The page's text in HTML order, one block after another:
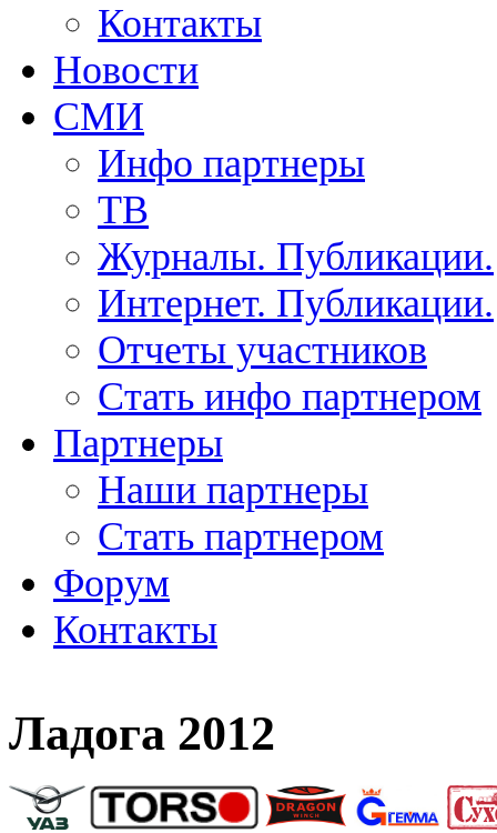
Контакты
Новости
СМИ
Инфо партнеры
ТВ
Журналы. Публикации.
Интернет. Публикации.
Отчеты участников
Стать инфо партнером
Партнеры
Наши партнеры
Стать партнером
Форум
Контакты
Ладога 2012